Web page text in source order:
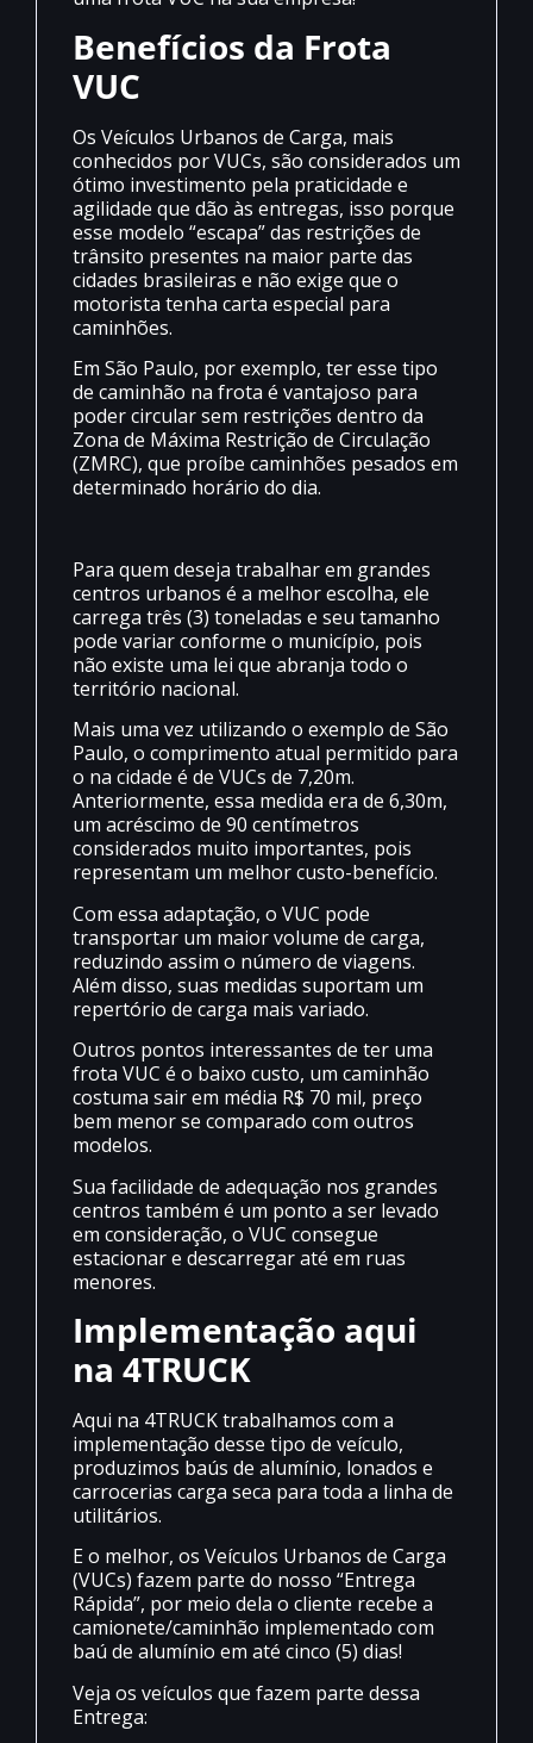
Benefícios da Frota
VUC
Os Veículos Urbanos de Carga, mais
conhecidos por VUCs, são considerados um
ótimo investimento pela praticidade e
agilidade que dão às entregas, isso porque
esse modelo “escapa” das restrições de
trânsito presentes na maior parte das
cidades brasileiras e não exige que o
motorista tenha carta especial para
caminhões.
Em São Paulo, por exemplo, ter esse tipo
de caminhão na frota é vantajoso para
poder circular sem restrições dentro da
Zona de Máxima Restrição de Circulação
(ZMRC), que proíbe caminhões pesados em
determinado horário do dia.
Para quem deseja trabalhar em grandes
centros urbanos é a melhor escolha, ele
carrega três (3) toneladas e seu tamanho
pode variar conforme o município, pois
não existe uma lei que abranja todo o
território nacional.
Mais uma vez utilizando o exemplo de São
Paulo, o comprimento atual permitido para
o na cidade é de VUCs de 7,20m.
Anteriormente, essa medida era de 6,30m,
um acréscimo de 90 centímetros
considerados muito importantes, pois
representam um melhor custo-benefício.
Com essa adaptação, o VUC pode
transportar um maior volume de carga,
reduzindo assim o número de viagens.
Além disso, suas medidas suportam um
repertório de carga mais variado.
Outros pontos interessantes de ter uma
frota VUC é o baixo custo, um caminhão
costuma sair em média R$ 70 mil, preço
bem menor se comparado com outros
modelos.
Sua facilidade de adequação nos grandes
centros também é um ponto a ser levado
em consideração, o VUC consegue
estacionar e descarregar até em ruas
menores.
Implementação aqui
na 4TRUCK
Aqui na 4TRUCK trabalhamos com a
implementação desse tipo de veículo,
produzimos baús de alumínio, lonados e
carrocerias carga seca para toda a linha de
utilitários.
E o melhor, os Veículos Urbanos de Carga
(VUCs) fazem parte do nosso “Entrega
Rápida”, por meio dela o cliente recebe a
camionete/caminhão implementado com
baú de alumínio em até cinco (5) dias!
Veja os veículos que fazem parte dessa
Entrega: